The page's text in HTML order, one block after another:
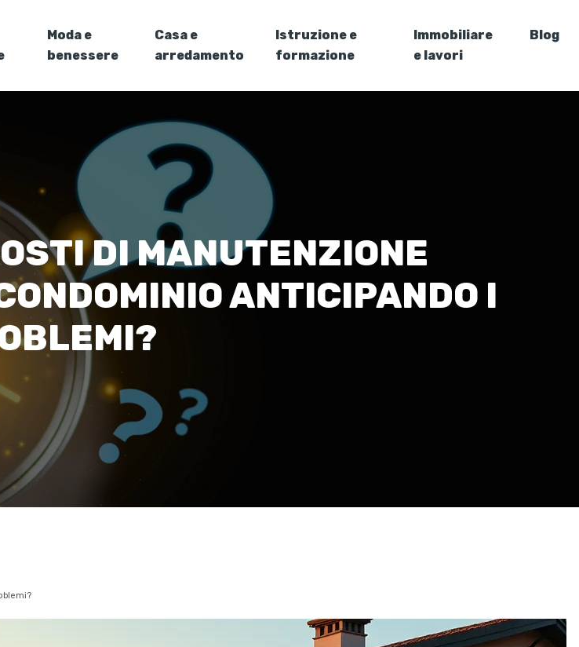
Moda e
benessere
Casa e
arredamento
Istruzione e
formazione
Immobiliare
e lavori
Blog
DI MANUTENZIONE
ANTICIPANDO I